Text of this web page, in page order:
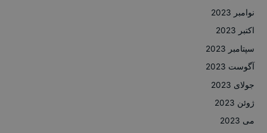
نوامبر 2023
اکتبر 2023
سپتامبر 2023
آگوست 2023
جولای 2023
ژوئن 2023
می 2023